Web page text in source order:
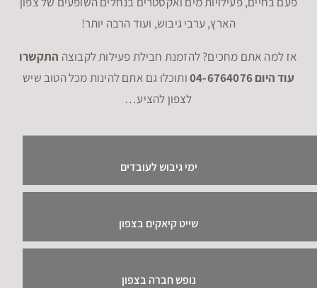
הארץ, ערבי גיבוש, ועוד הרבה יותר!
אז למה אתם מחכים? להזמנת חבילת פעילות לקבוצה התקשרו
עוד היום 04-6764076
ותוכלו גם אתם להינות מכל הטוב שיש
לצפון להציע…
ימי גיבוש לעובדים
שייט קיאקים בצפון
נופש חברה בצפון